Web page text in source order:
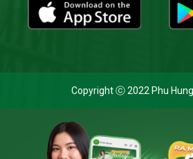
Copyright ⓒ 2022 Phu